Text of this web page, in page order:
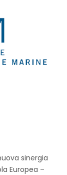
sinergia
Europea –